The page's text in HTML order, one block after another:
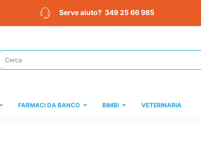
Serve aiuto? 349 25 66 985
FARMACI DA BANCO BIMBI VETERINARIA